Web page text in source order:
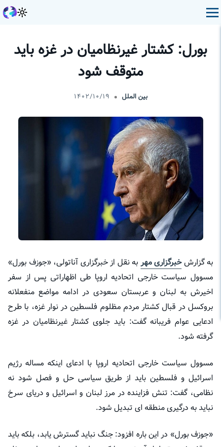
بورل: کشتار غیرنظامیان در غزه باید
متوقف شود
بین الملل ۱۴۰۲/۱۰/۱۹
به گزارشخبرگزاری مهر به نقل از خبرگزاری آناتولی، «جوزف بورل»
مسوول سیاست خارجی اتحادیه اروپا طی اظهاراتی پس از سفر
اخیرش به لبنان و عربستان سعودی در ادامه مواضع منفعلانه
بروکسل در قبال کشتار مردم مظلوم فلسطین در نوار غزه، با طرح
ادعایی عوام فریبانه گفت: باید جلوی کشتار غیرنظامیان در غزه
گرفته شود.
مسوول سیاست خارجی اتحادیه اروپا با ادعای اینکه مساله رژیم
اسرائیل و فلسطین باید از طریق سیاسی حل و فصل شود نه
نظامی، گفت: تنش فزاینده در مرز لبنان و اسرائیل و دریای سرخ
نباید به درگیری منطقه‌ ای تبدیل شود.
«جوزف بورل» در این باره افزود: جنگ نباید گسترش یابد، بلکه باید